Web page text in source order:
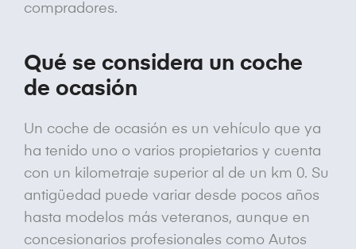
compradores.
Qué se considera un coche
de ocasión
Un coche de ocasión es un vehículo que ya
ha tenido uno o varios propietarios y cuenta
con un kilometraje superior al de un km 0. Su
antigüedad puede variar desde pocos años
hasta modelos más veteranos, aunque en
concesionarios profesionales como Autos